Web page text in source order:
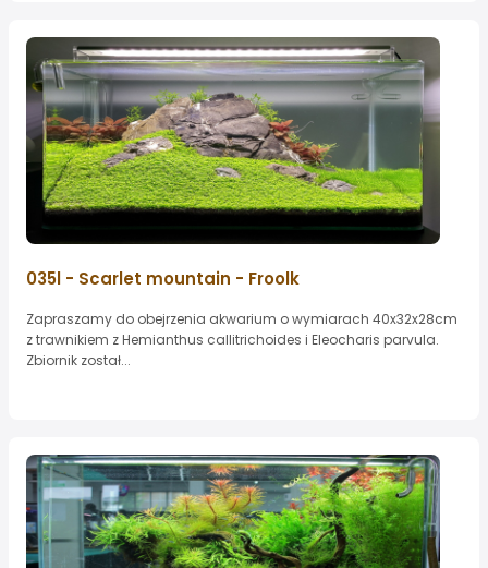
035l - Scarlet mountain - Froolk
Zapraszamy do obejrzenia akwarium o wymiarach 40x32x28cm
z trawnikiem z Hemianthus callitrichoides i Eleocharis parvula.
Zbiornik został...